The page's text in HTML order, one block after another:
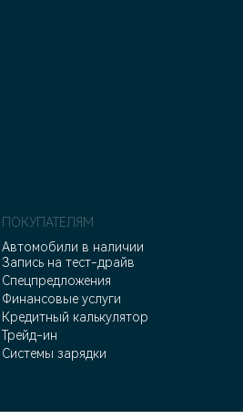
ПОКУПАТЕЛЯМ
Автомобили в наличии
Запись на тест-драйв
Спецпредложения
Финансовые услуги
Кредитный калькулятор
Трейд-ин
Системы зарядки